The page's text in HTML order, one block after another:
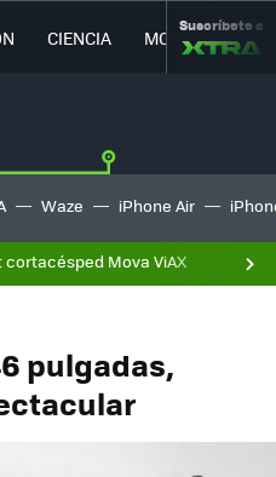
CIENCIA MOVILIDAD
Suscríbete a
Waze iPhone Air
cortacésped Mova ViAX
pulgadas,